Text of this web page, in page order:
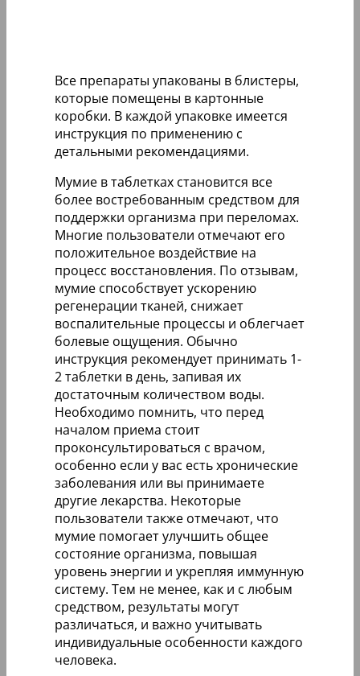
Все препараты упакованы в блистеры,
которые помещены в картонные
коробки. В каждой упаковке имеется
инструкция по применению с
детальными рекомендациями.
Мумие в таблетках становится все
более востребованным средством для
поддержки организма при переломах.
Многие пользователи отмечают его
положительное воздействие на
процесс восстановления. По отзывам,
мумие способствует ускорению
регенерации тканей, снижает
воспалительные процессы и облегчает
болевые ощущения. Обычно
инструкция рекомендует принимать 1-
2 таблетки в день, запивая их
достаточным количеством воды.
Необходимо помнить, что перед
началом приема стоит
проконсультироваться с врачом,
особенно если у вас есть хронические
заболевания или вы принимаете
другие лекарства. Некоторые
пользователи также отмечают, что
мумие помогает улучшить общее
состояние организма, повышая
уровень энергии и укрепляя иммунную
систему. Тем не менее, как и с любым
средством, результаты могут
различаться, и важно учитывать
индивидуальные особенности каждого
человека.